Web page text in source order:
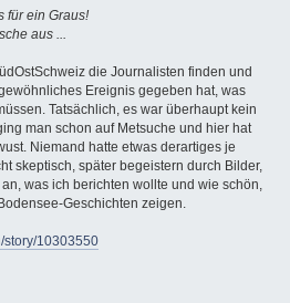
für ein Graus!
aus ...
die Journalisten finden und
Ereignis gegeben hat, was
Tatsächlich, es war überhaupt kein
man schon auf Metsuche und hier hat
Niemand hatte etwas derartiges je
skeptisch, später begeistern durch Bilder,
was ich berichten wollte und wie schön,
Geschichten zeigen.
story/10303550